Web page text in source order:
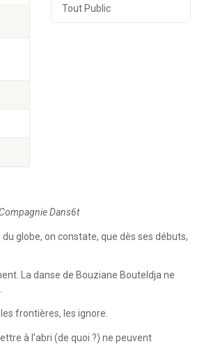
Tout Public
Dans6t
globe, on constate, que dès ses débuts,
La danse de Bouziane Bouteldja ne
frontières, les ignore.
à l’abri (de quoi ?) ne peuvent